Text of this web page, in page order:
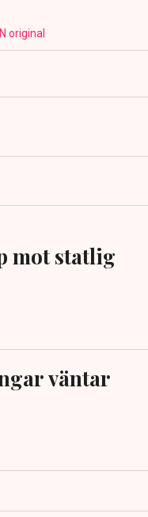
original
mot statlig
väntar